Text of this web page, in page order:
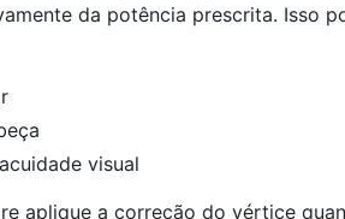
da potência prescrita. Isso
visual
aplique a correção do vértice